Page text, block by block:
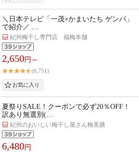
＼日本テレビ「一茂×かまいたち ゲンバ」
で紹介／ …
紀州梅干し専門店 福梅本舗
2,650円～
(6,751)
夏祭りSALE！クーポンで必ず20％OFF！
訳あり無選別(…
紀州のおいしい梅干し屋さん梅美膳
6,480円